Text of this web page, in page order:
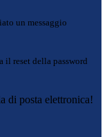
un messaggio
il reset della password
di posta elettronica!